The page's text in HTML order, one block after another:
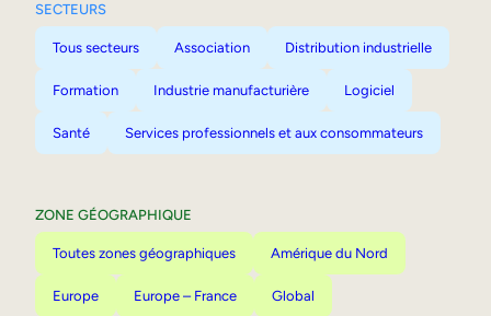
SECTEURS
Tous secteurs Association Distribution industrielle
Formation Industrie manufacturière Logiciel
Santé Services professionnels et aux consommateurs
ZONE GÉOGRAPHIQUE
Toutes zones géographiques Amérique du Nord
Europe Europe – France Global